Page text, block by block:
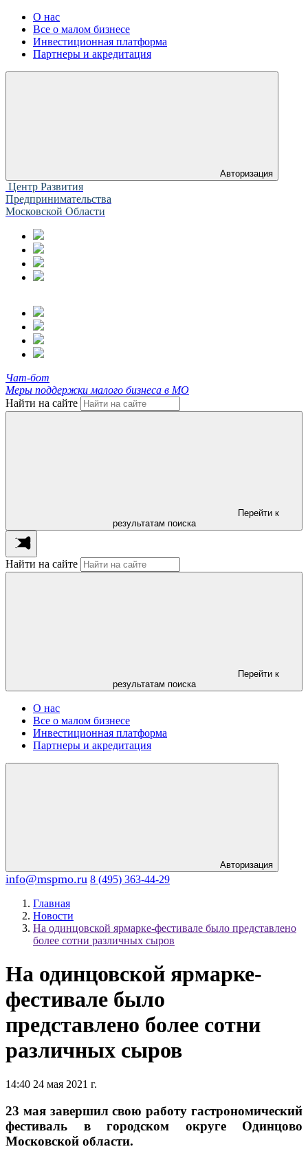
О нас
Все о малом бизнесе
Инвестиционная платформа
Партнеры и акредитация
Авторизация
Центр Развития
Предпринимательства
Московской Области
Чат-бот
Меры поддержки малого бизнеса в МО
Найти на сайте
Перейти к
результатам поиска
Найти на сайте
Перейти к
результатам поиска
О нас
Все о малом бизнесе
Инвестиционная платформа
Партнеры и акредитация
Авторизация
info@mspmo.ru 8 (495) 363-44-29
Главная
Новости
На одинцовской ярмарке-фестивале было представлено
более сотни различных сыров
На одинцовской ярмарке-
фестивале было
представлено более сотни
различных сыров
14:40 24 мая 2021 г.
23 мая завершил свою работу гастрономический
фестиваль в городском округе Одинцово
Московской области.